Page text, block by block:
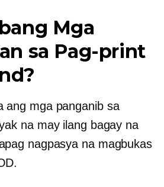
Mga
sa Pag-print
ang mga panganib sa
na may ilang bagay na
nagpasya na magbukas